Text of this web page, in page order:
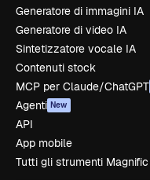
Generatore di immagini IA
Generatore di video IA
Sintetizzatore vocale IA
Contenuti stock
MCP per Claude/ChatGPT
Agenti New
API
App mobile
Tutti gli strumenti Magnific